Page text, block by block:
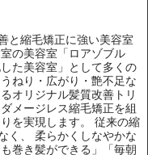
と縮毛矯正に強い美容室
の美容室「ロアゾブル
た美容室」として多くの
ねり・広がり・艶不足な
オリジナル髪質改善トリ
メージレス縮毛矯正を組
を実現します。 従来の縮
く、 柔らかくしなやかな
巻き髪ができる」「毎朝